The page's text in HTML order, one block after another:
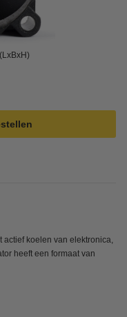
actief koelen van elektronica,
heeft een formaat van